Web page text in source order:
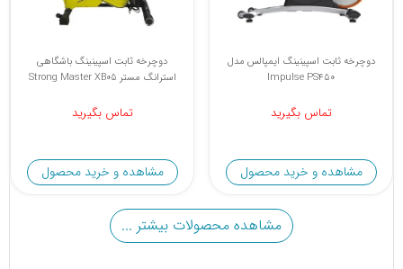
دوچرخه ثابت اسپینینگ ایمپالس مدل
Impulse PS450
تماس بگیرید
مشاهده و خرید محصول
دوچرخه ثابت اسپینینگ باشگاهی
استرانگ مستر Strong Master XB05
تماس بگیرید
مشاهده و خرید محصول
مشاهده محصولات بیشتر ...